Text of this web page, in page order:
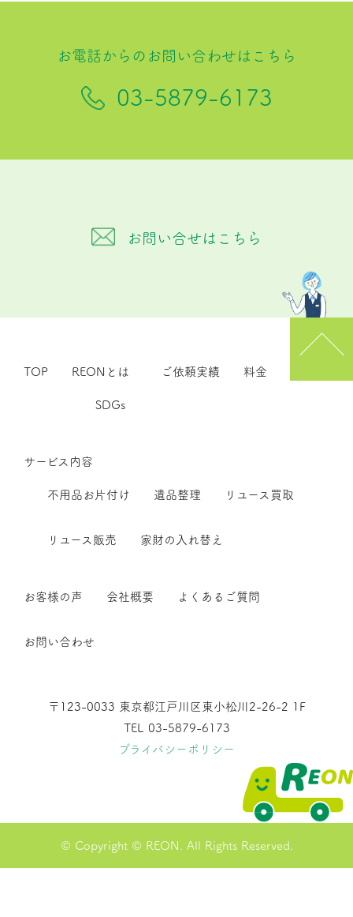
お電話からのお問い合わせはこちら
03-5879-6173
お問い合せはこちら
TOP REONとは
SDGs
ご依頼実績 料金
サービス内容
不用品お片付け 遺品整理 リユース買取
リユース販売 家財の入れ替え
お客様の声 会社概要 よくあるご質問
お問い合わせ
〒123-0033 東京都江戸川区東小松川2-26-2 1F
TEL 03-5879-6173
プライバシーポリシー
© Copyright © REON. All Rights Reserved.